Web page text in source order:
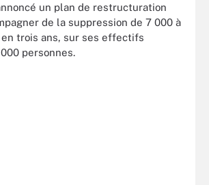
un plan de restructuration
de la suppression de 7 000 à
trois ans, sur ses effectifs
personnes.